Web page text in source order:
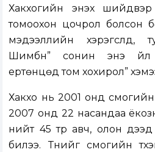
Хакүхогийн энэхүү
томоохон цочрол болсон
мэдээллийн хэрэгслүүд,
Шимбүн” сонин энэ үйл
ертөнцөд том хохирол”
Хакүхо нь 2001 онд
2007 онд 22 насандаа
нийт 45 түрүү авч, олон
билээ. Түүнийг сүмогийн